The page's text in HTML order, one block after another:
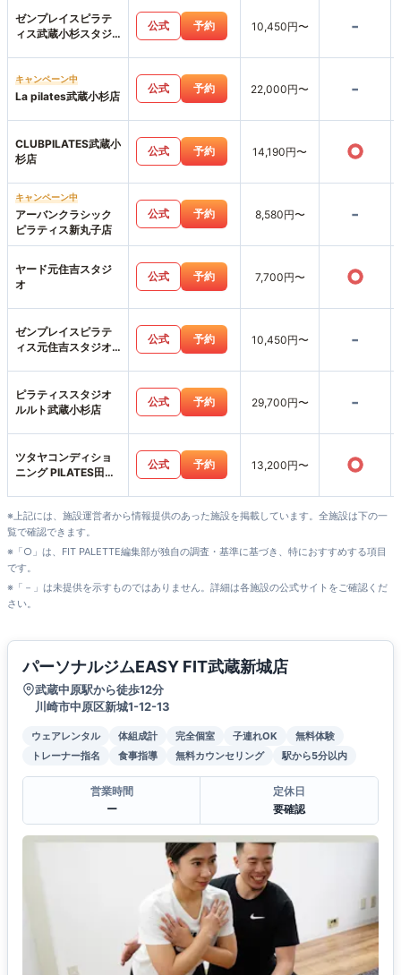
ゼンプレイスピラテ
ィス武蔵小杉スタジ
公式 予約 10,450円〜 -
キャンペーン中
La pilates武蔵小杉店
公式 予約 22,000円〜 -
CLUBPILATES武蔵小
杉店
公式 予約 14,190円〜 ○
キャンペーン中
アーバンクラシック
ピラティス新丸子店
公式 予約 8,580円〜 -
ヤード元住吉スタジ
オ
公式 予約 7,700円〜 ○
ゼンプレイスピラテ
ィス元住吉スタジオ
公式 予約 10,450円〜 -
ピラティススタジオ
ルルト武蔵小杉店
公式 予約 29,700円〜 -
ツタヤコンディショ
ニング PILATES田園
公式 予約 13,200円〜 ○
※上記には、施設運営者から情報提供のあった施設を掲載しています。全施設は下の一
覧で確認できます。
※「○」は、FIT PALETTE編集部が独自の調査・基準に基づき、特におすすめする項目
です。
※「－」は未提供を示すものではありません。詳細は各施設の公式サイトをご確認くだ
さい。
パーソナルジムEASY FIT武蔵新城店
武蔵中原駅から徒歩12分
川崎市中原区新城1-12-13
ウェアレンタル 体組成計 完全個室 子連れOK
無料体験
トレーナー指名
食事指導 無料カウンセリング 駅から5分以内
営業時間
ー
定休日
要確認